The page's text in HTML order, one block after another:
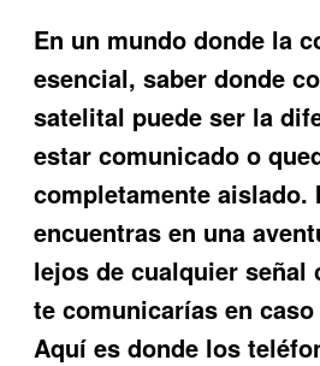
En un mundo donde la
esencial, saberdonde
satelital puede ser la
estar comunicado o
completamente aislado.
encuentras en una
lejos de cualquier señal
te comunicarías en
Aquí es donde los